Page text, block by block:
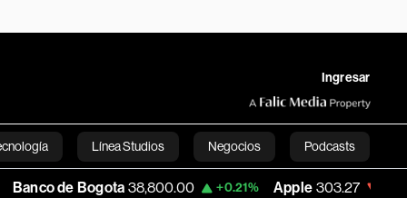
Ingresar
Línea Studios Negocios Podcasts
English
38,800.00 +0.21% Apple 303.27 -1.74% USD